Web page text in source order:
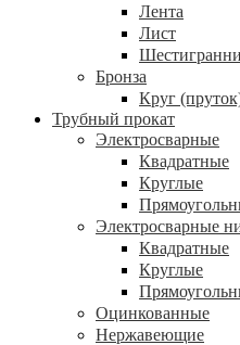
Лента
Лист
Бронза
Круг
Трубный прокат
Электросварные
Квадратные
Круглые
Электросварные
Квадратные
Круглые
Оцинкованные
Нержавеющие